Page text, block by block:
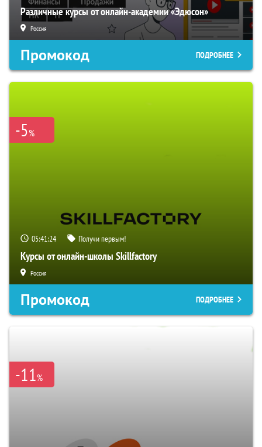
Различные курсы от онлайн-академии «Эдюсон»
Россия
Промокод ПОДРОБНЕЕ
-5%
05:41:23 Получи первым!
Курсы от онлайн-школы Skillfactory
Россия
Промокод ПОДРОБНЕЕ
-11%